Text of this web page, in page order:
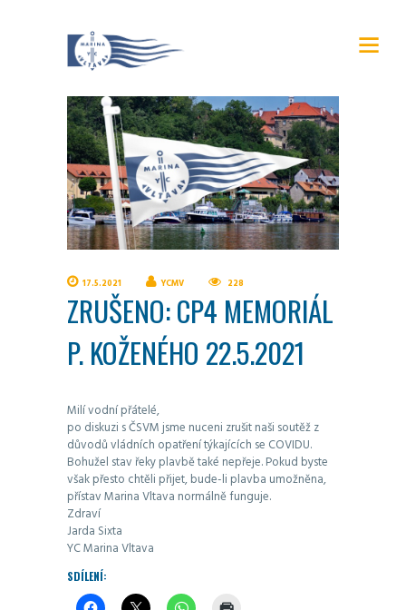
17.5.2021 YCMV 228
ZRUŠENO: CP4 MEMORIÁL
P. KOŽENÉHO 22.5.2021
Milí vodní přátelé,
po diskuzi s ČSVM jsme nuceni zrušit naši soutěž z
důvodů vládních opatření týkajících se COVIDU.
Bohužel stav řeky plavbě také nepřeje. Pokud byste
však přesto chtěli přijet, bude-li plavba umožněna,
přístav Marina Vltava normálně funguje.
Zdraví
Jarda Sixta
YC Marina Vltava
SDÍLENÍ: